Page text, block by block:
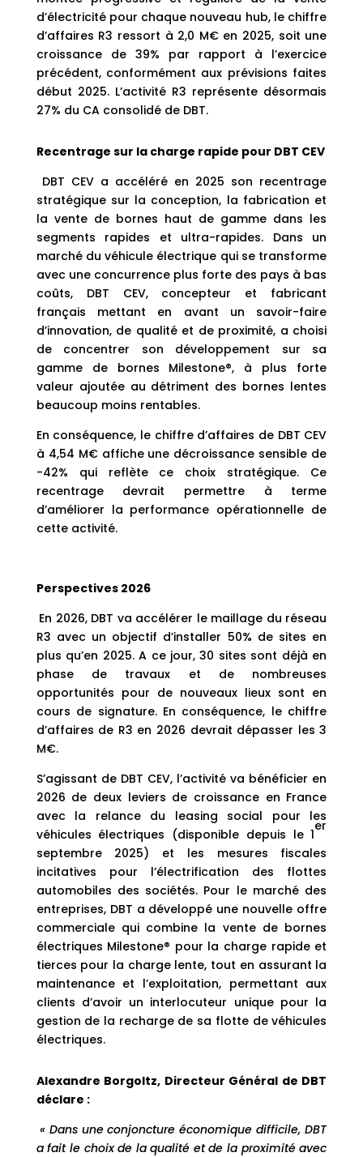
d’électricité pour chaque nouveau hub, le chiffre
d’affaires R3 ressort à 2,0 M€ en 2025, soit une
croissance de 39% par rapport à l’exercice
précédent, conformément aux prévisions faites
début 2025. L’activité R3 représente désormais
27% du CA consolidé de DBT.
Recentrage sur la charge rapide pour DBT CEV
DBT CEV a accéléré en 2025 son recentrage
stratégique sur la conception, la fabrication et
la vente de bornes haut de gamme dans les
segments rapides et ultra-rapides. Dans un
marché du véhicule électrique qui se transforme
avec une concurrence plus forte des pays à bas
coûts, DBT CEV, concepteur et fabricant
français mettant en avant un savoir-faire
d’innovation, de qualité et de proximité, a choisi
de concentrer son développement sur sa
gamme de bornes Milestone®, à plus forte
valeur ajoutée au détriment des bornes lentes
beaucoup moins rentables.
En conséquence, le chiffre d’affaires de DBT CEV
à 4,54 M€ affiche une décroissance sensible de
-42% qui reflète ce choix stratégique. Ce
recentrage devrait permettre à terme
d’améliorer la performance opérationnelle de
cette activité.
Perspectives 2026
En 2026, DBT va accélérer le maillage du réseau
R3 avec un objectif d’installer 50% de sites en
plus qu’en 2025. A ce jour, 30 sites sont déjà en
phase de travaux et de nombreuses
opportunités pour de nouveaux lieux sont en
cours de signature. En conséquence, le chiffre
d’affaires de R3 en 2026 devrait dépasser les 3
M€.
S’agissant de DBT CEV, l’activité va bénéficier en
2026 de deux leviers de croissance en France
avec la relance du leasing social pour les
véhicules électriques (disponible depuis le 1
er
septembre 2025) et les mesures fiscales
incitatives pour l’électrification des flottes
automobiles des sociétés. Pour le marché des
entreprises, DBT a développé une nouvelle offre
commerciale qui combine la vente de bornes
électriques Milestone® pour la charge rapide et
tierces pour la charge lente, tout en assurant la
maintenance et l’exploitation, permettant aux
clients d’avoir un interlocuteur unique pour la
gestion de la recharge de sa flotte de véhicules
électriques.
Alexandre Borgoltz, Directeur Général de DBT
déclare :
« Dans une conjoncture économique difficile, DBT
a fait le choix de la qualité et de la proximité avec